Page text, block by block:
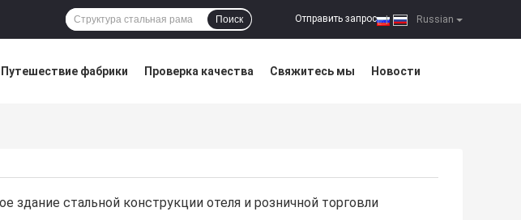
Russian
Отправить запрос |
Поиск
Путешествие фабрики Проверка качества Свяжитесь мы Новости
здание стальной конструкции отеля и розничной торговли